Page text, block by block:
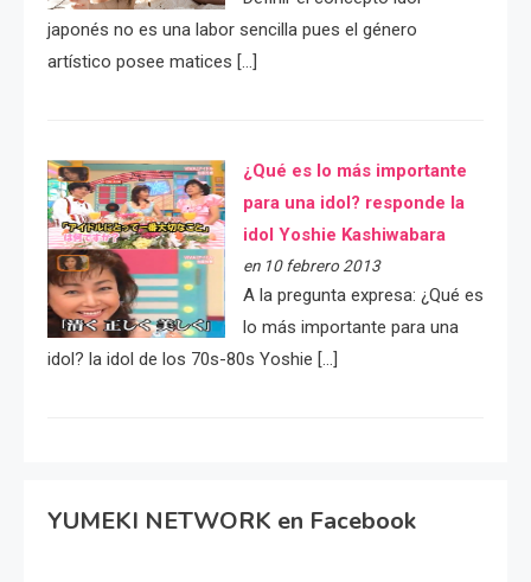
japonés no es una labor sencilla pues el género
artístico posee matices […]
¿Qué es lo más importante
para una idol? responde la
idol Yoshie Kashiwabara
en 10 febrero 2013
A la pregunta expresa: ¿Qué es
lo más importante para una
idol? la idol de los 70s-80s Yoshie […]
YUMEKI NETWORK en Facebook